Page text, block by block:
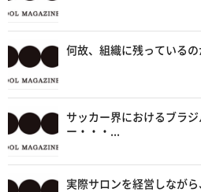
何故、組織に残っているの
サッカー界におけるブラ
ー・・・...
実際サロンを経営しなが